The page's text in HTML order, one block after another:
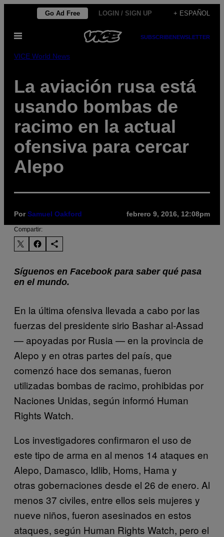
contenido
Go Ad Free LOGIN / SIGN UP + ESPAÑOL
Abrir
SUBSCRIBENEWSLETTER
VICE World News
La aviación rusa está
usando bombas de
racimo en la actual
ofensiva para cercar
Alepo
PorSamuel Oakford febrero 9, 2016, 12:08pm
Compartir:
Síguenos en Facebook para saber qué pasa
en el mundo.
En la última ofensiva llevada a cabo por las
fuerzas del presidente sirio Bashar al-Assad
— apoyadas por Rusia — en la provincia de
Alepo y en otras partes del país, que
comenzó hace dos semanas, fueron
utilizadas bombas de racimo, prohibidas por
Naciones Unidas, según informó Human
Rights Watch.
Los investigadores confirmaron el uso de
este tipo de arma en al menos 14 ataques en
Alepo, Damasco, Idlib, Homs, Hama y
otras gobernaciones desde el 26 de enero. Al
menos 37 civiles, entre ellos seis mujeres y
nueve niños, fueron asesinados en estos
ataques, según Human Rights Watch, pero el